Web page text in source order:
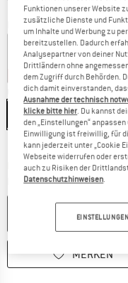
Farbe:White
50% 50%
Grösse: EU35-37
EU35-37 EU38-41
Grössentabelle
Lieferzeit: 3-5 WerktageDer
Menge:
MERKEN
Funktionen unserer Website
zusätzliche Dienste und
um Inhalte und Werbung zu
bereitzustellen. Dadurch
Analysepartner von deiner
Drittländern ohne
dem Zugriff durch Behörden.
dich damit einverstanden,
Ausnahme der technisch
klicke bitte hier . Du kannst
den „Einstellungen“
Einwilligung ist freiwillig, für
kann jederzeit unter „Cookie
Webseite widerrufen oder
auch zu Risiken der
Datenschutzhinweisen
EINSTELLUNGEN